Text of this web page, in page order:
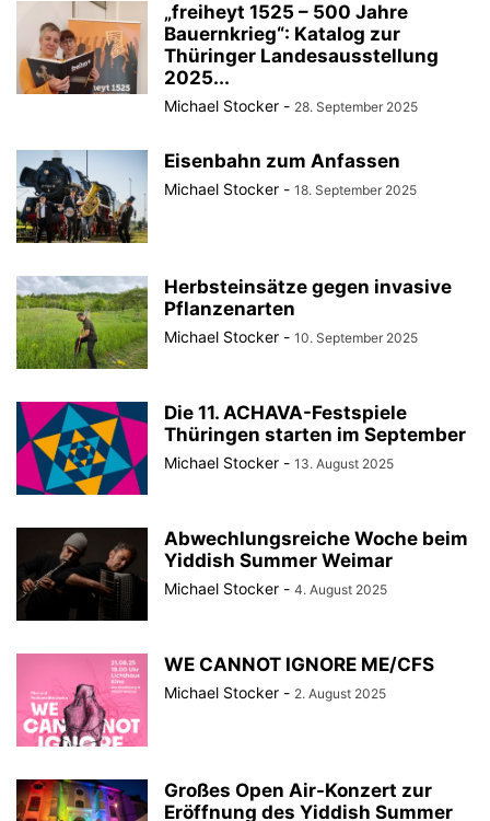
„freiheyt 1525 – 500 Jahre
Bauernkrieg“: Katalog zur
Thüringer Landesausstellung
2025...
Michael Stocker - 28. September 2025
Eisenbahn zum Anfassen
Michael Stocker - 18. September 2025
Herbsteinsätze gegen invasive
Pflanzenarten
Michael Stocker - 10. September 2025
Die 11. ACHAVA-Festspiele
Thüringen starten im September
Michael Stocker - 13. August 2025
Abwechlungsreiche Woche beim
Yiddish Summer Weimar
Michael Stocker - 4. August 2025
WE CANNOT IGNORE ME/CFS
Michael Stocker - 2. August 2025
Großes Open Air-Konzert zur
Eröffnung des Yiddish Summer